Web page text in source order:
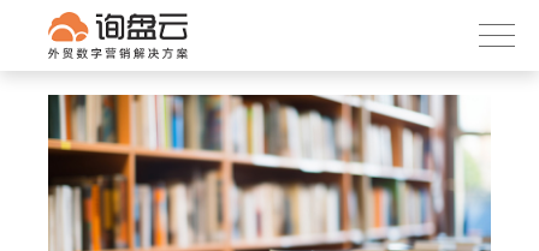
首页
产品服务
客户案例
内容社区
下载APP